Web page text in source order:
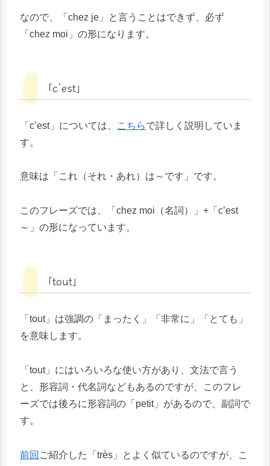
なので、「chez je」と言うことはできず、必ず
「chez moi」の形になります。
「c’est」
「c’est」については、 こちらで詳しく説明していま
す。
意味は「これ（それ・あれ）は～です」です。
このフレーズでは、「chez moi（名詞）」+「c’est
～」の形になっています。
「tout」
「tout」は強調の「まったく」「非常に」「とても」
を意味します。
「tout」にはいろいろな使い方があり、文法で言う
と、形容詞・代名詞などもあるのですが、このフレ
ーズでは後ろに形容詞の「petit」があるので、副詞で
す。
前回 ご紹介した「très」とよく似ているのですが、こ